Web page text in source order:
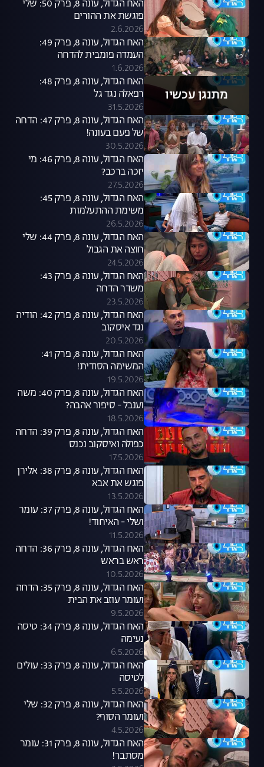
האח הגדול, עונה 8, פרק 50: שלי
פוגשת את ההורים
2.6.2026
האח הגדול, עונה 8, פרק 49:
העמדה פומבית להדחה
1.6.2026
מתנגן עכשיו
האח הגדול, עונה 8, פרק 48:
רפאלה נגד גל
31.5.2026
האח הגדול, עונה 8, פרק 47: הדחה
של פעם בעונה!
30.5.2026
האח הגדול, עונה 8, פרק 46: מי
יזכה ברכב?
27.5.2026
האח הגדול, עונה 8, פרק 45:
משימת ההתעלמות
26.5.2026
האח הגדול, עונה 8, פרק 44: שלי
חוצה את הגבול
24.5.2026
האח הגדול, עונה 8, פרק 43:
משדר הדחה
23.5.2026
האח הגדול, עונה 8, פרק 42: הודיה
נגד איסקוב
20.5.2026
האח הגדול, עונה 8, פרק 41:
המשימה הסודית!
19.5.2026
האח הגדול, עונה 8, פרק 40: משה
וענבל - סיפור אהבה?
18.5.2026
האח הגדול, עונה 8, פרק 39: הדחה
כפולה ואיסקוב נכנס
17.5.2026
האח הגדול, עונה 8, פרק 38: אלירן
פוגש את אבא
13.5.2026
האח הגדול, עונה 8, פרק 37: עומר
ושלי - האיחוד!
11.5.2026
האח הגדול, עונה 8, פרק 36: הדחה
ראש בראש
10.5.2026
האח הגדול, עונה 8, פרק 35: הדחה
ועומר עוזב את הבית
9.5.2026
האח הגדול, עונה 8, פרק 34: טיסה
נעימה
6.5.2026
האח הגדול, עונה 8, פרק 33: עולים
לטיסה
5.5.2026
האח הגדול, עונה 8, פרק 32: שלי
ועומר הסוף?
4.5.2026
האח הגדול, עונה 8, פרק 31: עומר
מסתבך!